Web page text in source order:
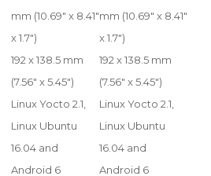
mm (10.69" x 8.41"
x 1.7")
mm (10.69" x 8.41"
x 1.7")
192 x 138.5 mm
(7.56" x 5.45")
192 x 138.5 mm
(7.56" x 5.45")
Linux Yocto 2.1,
Linux Ubuntu
16.04 and
Android 6
Linux Yocto 2.1,
Linux Ubuntu
16.04 and
Android 6